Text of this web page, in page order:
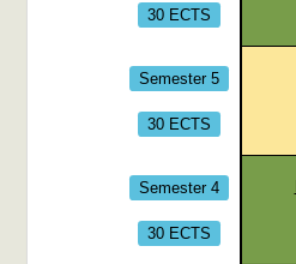
30 ECTS
Semester 5
30 ECTS
Semester 4
30 ECTS